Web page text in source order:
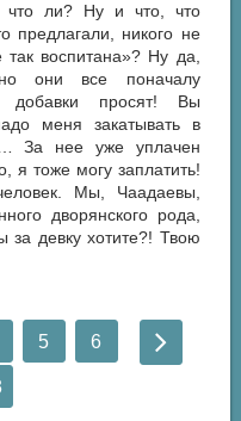
что ли? Ну и что, что
предлагали, никого не
воспитана»? Ну да,
они все поначалу
добавки просят! Вы
меня закатывать в
За нее уже уплачен
я тоже могу заплатить!
Мы, Чаадаевы,
дворянского рода,
за девку хотите?! Твою
5 6